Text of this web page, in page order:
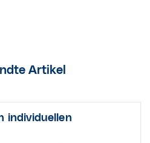
Artikel
individuellen